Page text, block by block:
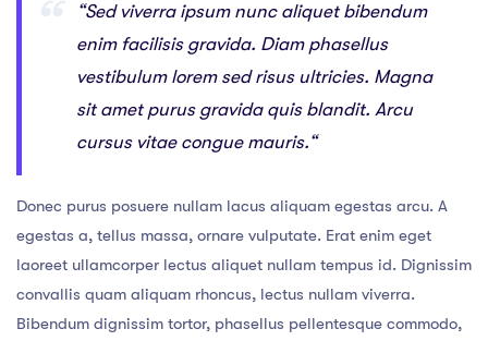
“Sed viverra ipsum nunc aliquet bibendum
enim facilisis gravida. Diam phasellus
vestibulum lorem sed risus ultricies. Magna
sit amet purus gravida quis blandit. Arcu
cursus vitae congue mauris.“
Donec purus posuere nullam lacus aliquam egestas arcu. A
egestas a, tellus massa, ornare vulputate. Erat enim eget
laoreet ullamcorper lectus aliquet nullam tempus id. Dignissim
convallis quam aliquam rhoncus, lectus nullam viverra.
Bibendum dignissim tortor, phasellus pellentesque commodo,